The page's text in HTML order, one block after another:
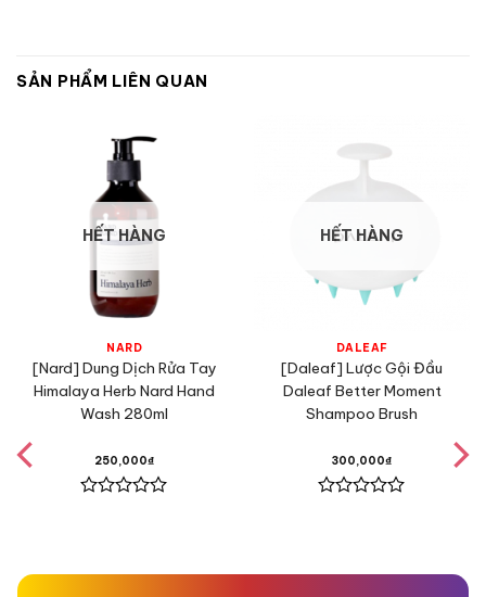
SẢN PHẨM LIÊN QUAN
HẾT HÀNG
NARD
[Nard] Dung Dịch Rửa Tay
Himalaya Herb Nard Hand
Wash 280ml
250,000₫
5
HẾT HÀNG
DALEAF
[Daleaf] Lược Gội Đầu
Daleaf Better Moment
Shampoo Brush
300,000₫
5